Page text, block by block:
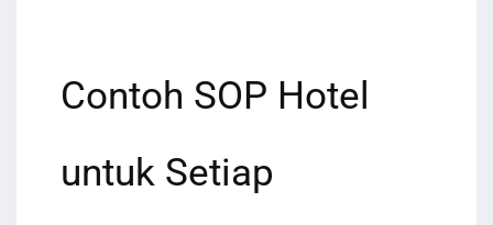
Contoh SOP Hotel
untuk Setiap